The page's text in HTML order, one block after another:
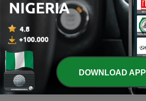
01 Aug 2026
230 - Dok: Blodsfejden
25 Jul 2026
229 - Dok: Mordet i tygaffären
18 Jul 2026
DOWNLOAD APP